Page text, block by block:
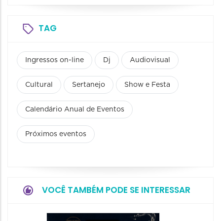
TAG
Ingressos on-line Dj Audiovisual
Cultural Sertanejo Show e Festa
Calendário Anual de Eventos
Próximos eventos
VOCÊ TAMBÉM PODE SE INTERESSAR